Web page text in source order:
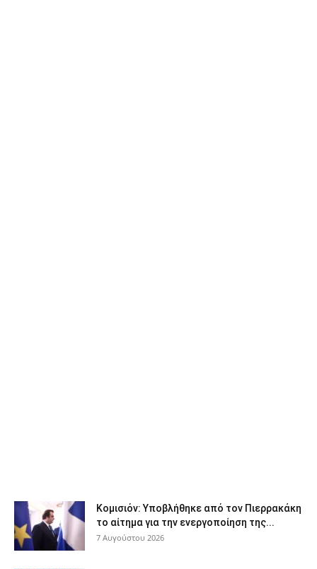
Κομισιόν: Υποβλήθηκε από τον Πιερρακάκη
το αίτημα για την ενεργοποίηση της...
7 Αυγούστου 2026